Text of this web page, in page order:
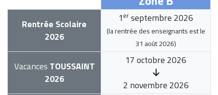
Rentrée Scolaire
2026
1 er septembre 2026
(la rentrée des enseignants est le
31 août 2026)
Vacances TOUSSAINT
2026
17 octobre 2026
2 novembre 2026